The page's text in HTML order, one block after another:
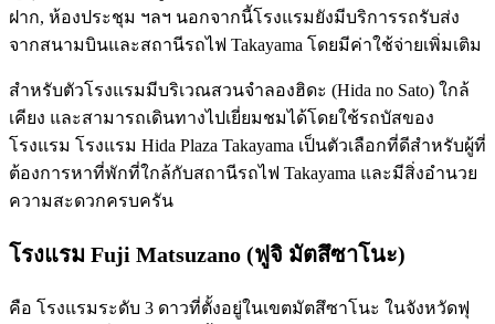
ฝาก, ห้องประชุม ฯลฯ นอกจากนี้โรงแรมยังมีบริการรถรับส่ง
จากสนามบินและสถานีรถไฟ Takayama โดยมีค่าใช้จ่ายเพิ่มเติม
สำหรับตัวโรงแรมมีบริเวณสวนจำลองฮิดะ (Hida no Sato) ใกล้
เคียง และสามารถเดินทางไปเยี่ยมชมได้โดยใช้รถบัสของ
โรงแรม โรงแรม Hida Plaza Takayama เป็นตัวเลือกที่ดีสำหรับผู้ที่
ต้องการหาที่พักที่ใกล้กับสถานีรถไฟ Takayama และมีสิ่งอำนวย
ความสะดวกครบครัน
โรงแรม Fuji Matsuzano (ฟูจิ มัตสึซาโนะ)
คือ โรงแรมระดับ 3 ดาวที่ตั้งอยู่ในเขตมัตสึซาโนะ ในจังหวัดฟุ